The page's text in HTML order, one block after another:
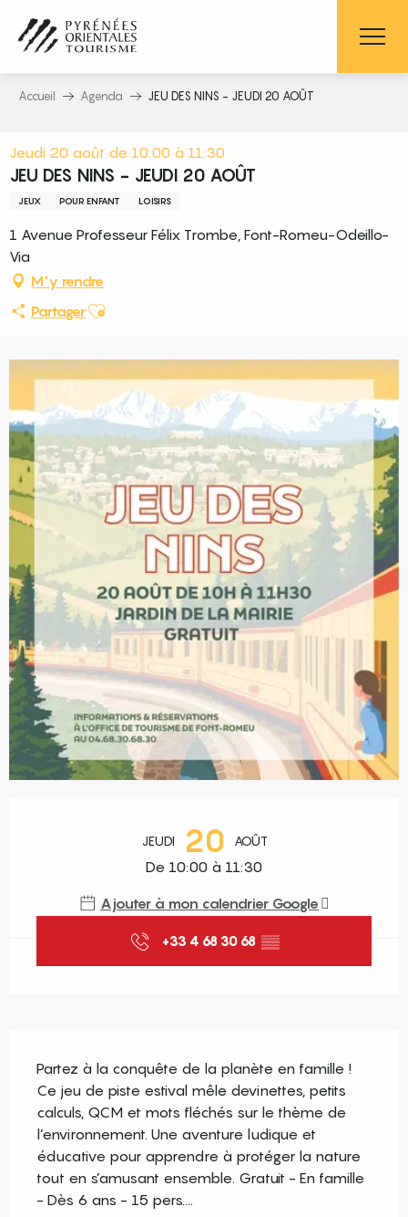
contenu
principal
Accueil Agenda JEU DES NINS - JEUDI 20 AOÛT
Jeudi 20 août de 10:00 à 11:30
JEU DES NINS - JEUDI 20 AOÛT
JEUX POUR ENFANT LOISIRS
1 Avenue Professeur Félix Trombe, Font-Romeu-Odeillo-
Via
M'y rendre
PartagerAjouter aux favoris
JEUDI 20 AOÛT
De 10:00 à 11:30
Ajouter à mon calendrier Google
+33 4 68 30 68 ▒▒
Partez à la conquête de la planète en famille !
Ce jeu de piste estival mêle devinettes, petits
calculs, QCM et mots fléchés sur le thème de
l’environnement. Une aventure ludique et
éducative pour apprendre à protéger la nature
tout en s’amusant ensemble. Gratuit - En famille
- Dès 6 ans - 15 pers....